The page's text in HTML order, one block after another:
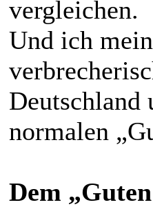
vergleichen.
Und ich
Deutschland
normalen
Dem